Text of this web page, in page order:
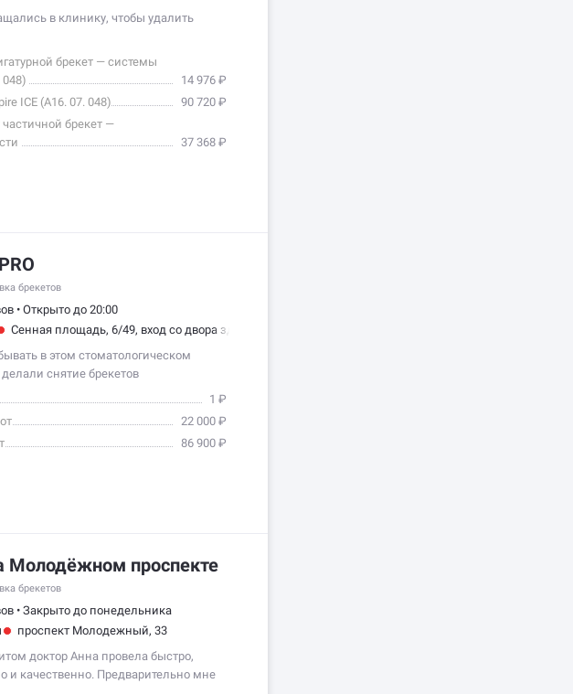
в клинику, чтобы удалить
брекет — системы
14 976 ₽
ICE (А16. 07. 048)
90 720 ₽
брекет —
37 368 ₽
брекетов
• Открыто до 20:00
Сенная площадь, 6/49, вход со двора здания
в этом стоматологическом
снятие брекетов
Персонал…
1 ₽
22 000 ₽
86 900 ₽
Молодёжном проспекте
брекетов
• Закрыто до понедельника
проспект Молодежный, 33
доктор Анна провела быстро,
и качественно. Предварительно мне